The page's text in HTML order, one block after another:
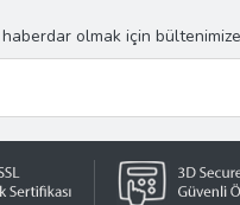
haberdar olmak için